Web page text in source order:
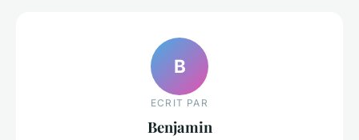
B
ECRIT PAR
Benjamin